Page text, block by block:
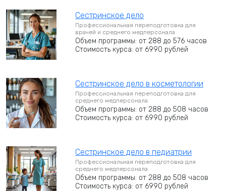
Сестринское дело
Профессиональная переподготовка для
врачей и среднего медперсонала
Объем программы: от 288 до 576 часов
Стоимость курса: от 6990 рублей
Сестринское дело в косметологии
Профессиональная переподготовка для
среднего медперсонала
Объем программы: от 288 до 508 часов
Стоимость курса: от 6990 рублей
Сестринское дело в педиатрии
Профессиональная переподготовка для
среднего медперсонала
Объем программы: от 288 до 508 часов
Стоимость курса: от 6990 рублей